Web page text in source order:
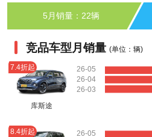
5月销量：22辆
竞品车型月销量 (单位：辆)
7.4折起
库斯途
26-05
26-04
26-03
8.4折起 26-05